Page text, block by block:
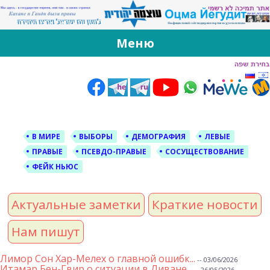
За Оцма Йегудит
עוצמה יהודית ברוסית ובעברית
Меню
В МИРЕ ВЫБОРЫ ДЕМОГРАФИЯ
ЛЕВЫЕ
ПРАВЫЕ
ПСЕВДО-ПРАВЫЕ
СОСУЩЕСТВОВАНИЕ
ФЕЙК НЬЮС
Актуальные заметки
Краткие новости
Нам пишут
Лимор Сон Хар-Мелех о главной ошибк... -- 03/06/2026